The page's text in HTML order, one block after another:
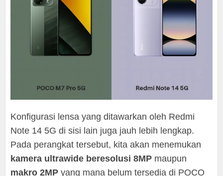
Konfigurasi lensa yang ditawarkan oleh Redmi
Note 14 5G di sisi lain juga jauh lebih lengkap.
Pada perangkat tersebut, kita akan menemukan
kamera ultrawide beresolusi 8MP maupun
makro 2MP yang mana belum tersedia di POCO